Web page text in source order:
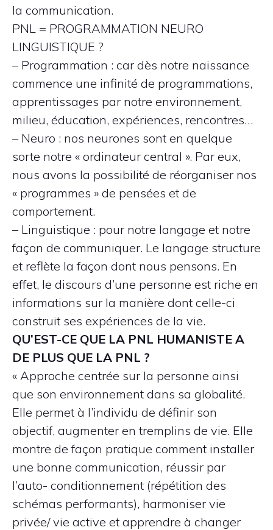
la communication.
PNL = PROGRAMMATION NEURO
LINGUISTIQUE ?
– Programmation : car dès notre naissance
commence une infinité de programmations,
apprentissages par notre environnement,
milieu, éducation, expériences, rencontres…
– Neuro : nos neurones sont en quelque
sorte notre « ordinateur central ». Par eux,
nous avons la possibilité de réorganiser nos
« programmes » de pensées et de
comportement.
– Linguistique : pour notre langage et notre
façon de communiquer. Le langage structure
et reflète la façon dont nous pensons. En
effet, le discours d’une personne est riche en
informations sur la manière dont celle-ci
construit ses expériences de la vie.
QU’EST-CE QUE LA PNL HUMANISTE A
DE PLUS QUE LA PNL ?
« Approche centrée sur la personne ainsi
que son environnement dans sa globalité.
Elle permet à l’individu de définir son
objectif, augmenter en tremplins de vie. Elle
montre de façon pratique comment installer
une bonne communication, réussir par
l’auto- conditionnement (répétition des
schémas performants), harmoniser vie
privée/ vie active et apprendre à changer